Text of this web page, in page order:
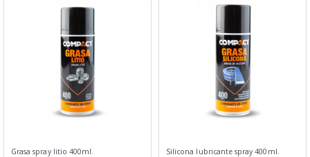
Grasa spray litio 400ml. Silicona lubricante spray 400ml.